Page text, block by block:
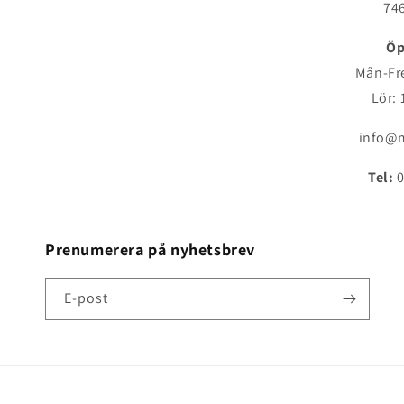
Mån-
Lör:
Tel:
Prenumerera på nyhetsbrev
E-post